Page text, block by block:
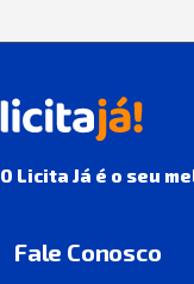
O Licita Já é o seu
Fale Conosco